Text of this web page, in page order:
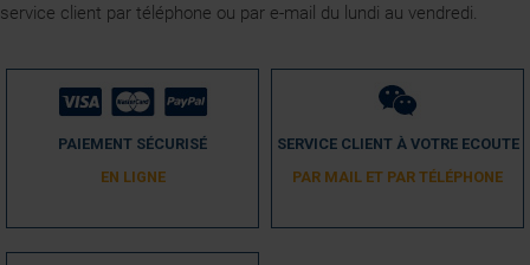
service client par téléphone ou par e-mail du lundi au vendredi.
PAIEMENT SÉCURISÉ
EN LIGNE
SERVICE CLIENT À VOTRE ECOUTE
PAR MAIL ET PAR TÉLÉPHONE